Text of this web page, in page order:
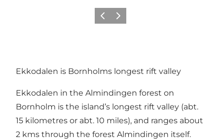
Föregående
Nästa
Ekkodalen is Bornholms longest rift valley
Ekkodalen in the Almindingen forest on
Bornholm is the island’s longest rift valley (abt.
15 kilometres or abt. 10 miles), and ranges about
2 kms through the forest Almindingen itself.